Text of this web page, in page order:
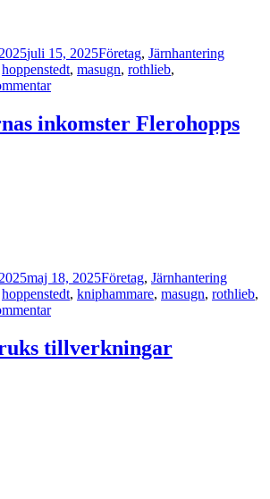
juli 15, 2025Företag, Järnhantering
hoppenstedt, masugn, rothlieb,
till
Flerohopp
inkomster Flerohopps
maj 18, 2025Företag, Järnhantering
hoppenstedt, kniphammare, masugn, rothlieb,
till
inkomster
Flerohopps
tillverkningar